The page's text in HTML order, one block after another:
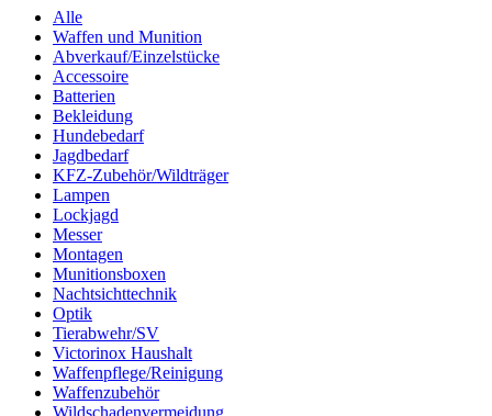
Alle
Waffen und Munition
Abverkauf/Einzelstücke
Accessoire
Batterien
Bekleidung
Hundebedarf
Jagdbedarf
KFZ-Zubehör/Wildträger
Lampen
Lockjagd
Messer
Montagen
Munitionsboxen
Nachtsichttechnik
Optik
Tierabwehr/SV
Victorinox Haushalt
Waffenpflege/Reinigung
Waffenzubehör
Wildschadenvermeidung